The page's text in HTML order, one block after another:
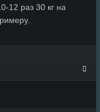
12 раз 30 кг на